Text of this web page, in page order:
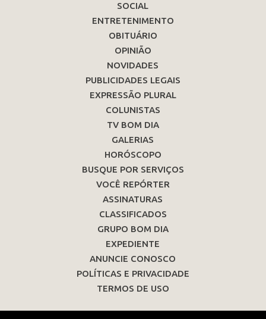
SOCIAL
ENTRETENIMENTO
OBITUÁRIO
OPINIÃO
NOVIDADES
PUBLICIDADES LEGAIS
EXPRESSÃO PLURAL
COLUNISTAS
TV BOM DIA
GALERIAS
HORÓSCOPO
BUSQUE POR SERVIÇOS
VOCÊ REPÓRTER
ASSINATURAS
CLASSIFICADOS
GRUPO BOM DIA
EXPEDIENTE
ANUNCIE CONOSCO
POLÍTICAS E PRIVACIDADE
TERMOS DE USO